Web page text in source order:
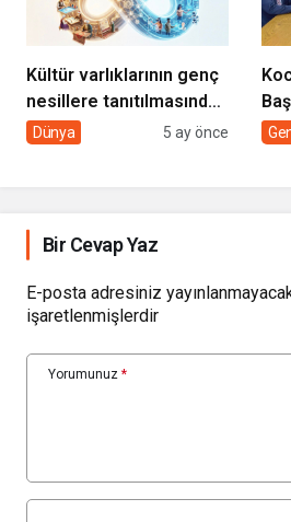
Kültür varlıklarının genç
nesillere tanıtılmasında
sivil toplumun rolü
Dünya 5 ay önce
Bir Cevap Yaz
E-posta adresiniz
işaretlenmişlerdir
Yorumunuz *